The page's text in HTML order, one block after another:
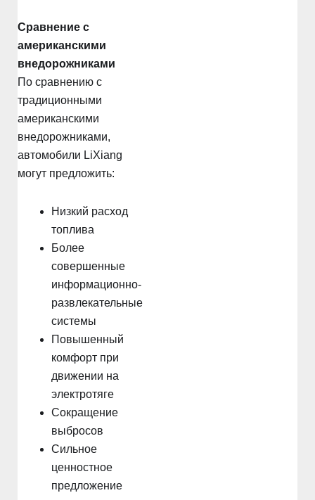
Сравнение с
американскими
внедорожниками
По сравнению с
традиционными
американскими
внедорожниками,
автомобили LiXiang
могут предложить:
Низкий расход
топлива
Более
совершенные
информационно-
развлекательные
системы
Повышенный
комфорт при
движении на
электротяге
Сокращение
выбросов
Сильное
ценностное
предложение